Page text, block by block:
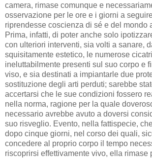
camera, rimase comunque e
osservazione per le ore e i giorni a
riprendesse coscienza di sé e del mondo
Prima, infatti, di poter anche solo
con ulteriori interventi, sia volti a sanare,
squisitamente estetico, le numerose
ineluttabilmente presenti sul suo corpo e
viso, e sia destinati a impiantarle due
sostituzione degli arti perduti; sarebbe
accertarsi che le sue condizioni fossero
nella norma, ragione per la quale
necessario avrebbe avuto a doversi
suo risveglio. Evento, nella fattispecie,
dopo cinque giorni, nel corso dei quali,
concedere al proprio corpo il tempo
riscoprirsi effettivamente vivo, ella rimase